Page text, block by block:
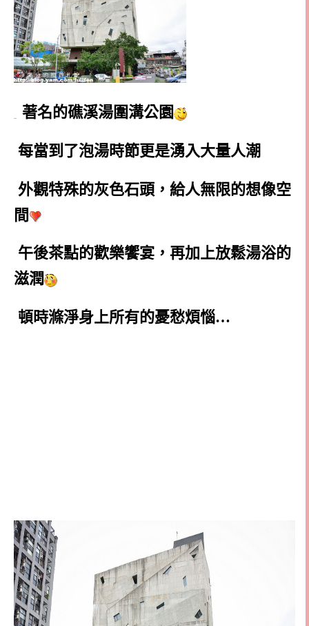
著名的礁溪湯圍溝公園
每當到了泡湯時節更是湧入大量人潮
外觀特殊的灰色石頭，給人無限的想像空
間
午後茶點的歡樂饗宴，再加上放鬆湯浴的
滋潤
頓時滌淨身上所有的憂愁煩惱…